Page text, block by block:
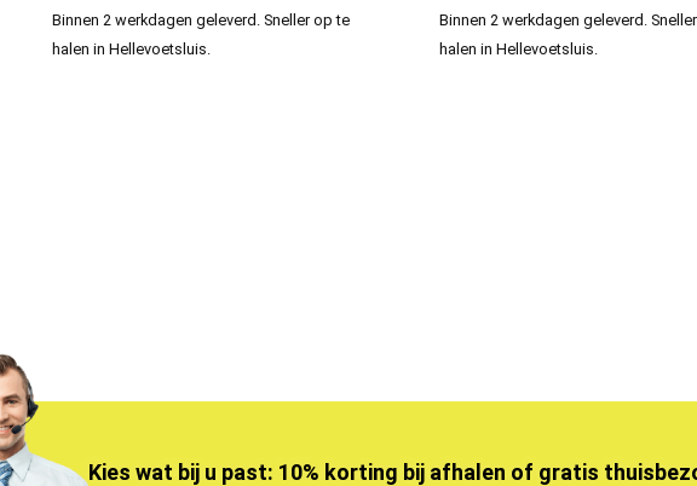
Binnen 2 werkdagen geleverd. Sneller op te
halen in Hellevoetsluis.
Binnen 2 werkdagen geleverd.
halen in Hellevoetsluis.
Kies wat bij u past: 10% korting bij afhalen of gratis